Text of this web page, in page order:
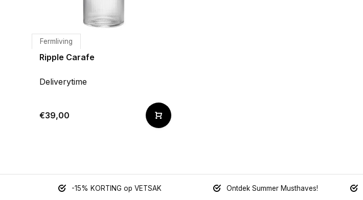
Fermliving
Ripple Carafe
Deliverytime
€39,00
-15% KORTING op VETSAK Ontdek Summer Musthaves!